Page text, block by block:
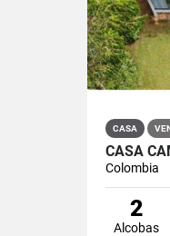
CASA
Colombia
2
Alcobas